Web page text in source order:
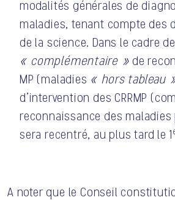
modalités générales de
maladies, tenant compte des
de la science. Dans le cadre
« complémentaire » de
MP (maladies « hors tableau
d’intervention des CRRMP
reconnaissance des
sera recentré, au plus tard le 1
A noter que le Conseil